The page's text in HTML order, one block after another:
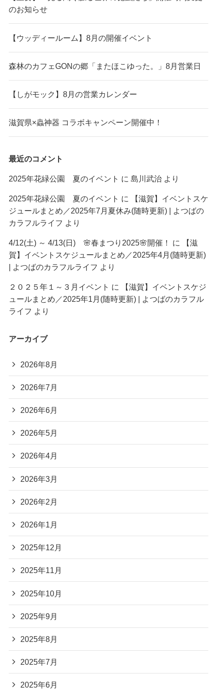
のお知らせ
【ウッディールーム】8月の開催イベント
森林のカフェGONの郷「またほこゆった。」8月営業日
【しがモック】8月の営業カレンダー
滋賀県×蟲神器 コラボキャンペーン開催中！
最近のコメント
2025年花緑公園 夏のイベント に 島川武治より
2025年花緑公園 夏のイベント に
【滋賀】イベントスケ
ジュールまとめ／2025年7月夏休み(随時更新) | よつばの
カラフルライフ より
4/12(土) ～ 4/13(日) 🌸春まつり2025🌸開催！ に
【滋
賀】イベントスケジュールまとめ／2025年4月(随時更新)
| よつばのカラフルライフ より
２０２５年１～３月イベント に
【滋賀】イベントスケジ
ュールまとめ／2025年1月(随時更新) | よつばのカラフル
ライフ より
アーカイブ
2026年8月
2026年7月
2026年6月
2026年5月
2026年4月
2026年3月
2026年2月
2026年1月
2025年12月
2025年11月
2025年10月
2025年9月
2025年8月
2025年7月
2025年6月